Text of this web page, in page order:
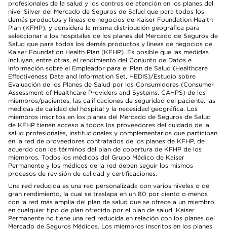
profesionales de la salud y los centros de atención en los planes del
nivel Silver del Mercado de Seguros de Salud que para todos los
demás productos y líneas de negocios de Kaiser Foundation Health
Plan (KFHP), y considera la misma distribución geográfica para
seleccionar a los hospitales de los planes del Mercado de Seguros de
Salud que para todos los demás productos y líneas de negocios de
Kaiser Foundation Health Plan (KFHP). Es posible que las medidas
incluyan, entre otras, el rendimiento del Conjunto de Datos e
Información sobre el Empleador para el Plan de Salud (Healthcare
Effectiveness Data and Information Set, HEDIS)/Estudio sobre
Evaluación de los Planes de Salud por los Consumidores (Consumer
Assessment of Healthcare Providers and Systems, CAHPS) de los
miembros/pacientes, las calificaciones de seguridad del paciente, las
medidas de calidad del hospital y la necesidad geográfica. Los
miembros inscritos en los planes del Mercado de Seguros de Salud
de KFHP tienen acceso a todos los proveedores del cuidado de la
salud profesionales, institucionales y complementarios que participan
en la red de proveedores contratados de los planes de KFHP, de
acuerdo con los términos del plan de cobertura de KFHP de los
miembros. Todos los médicos del Grupo Médico de Kaiser
Permanente y los médicos de la red deben seguir los mismos
procesos de revisión de calidad y certificaciones.
Una red reducida es una red personalizada con varios niveles o de
gran rendimiento, la cual se traslapa en un 80 por ciento o menos
con la red más amplia del plan de salud que se ofrece a un miembro
en cualquier tipo de plan ofrecido por el plan de salud. Kaiser
Permanente no tiene una red reducida en relación con los planes del
Mercado de Seguros Médicos. Los miembros inscritos en los planes